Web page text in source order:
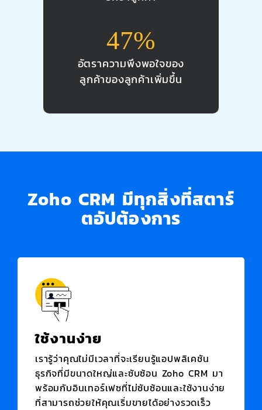
47%
อัตราความพึงพอใจของ
ลูกค้าของลูกค้าเพิ่มขึ้น
Zoho CRM มีทุกสิ่งที่สตาร์
ตอัปต้องการ
ใช้งานง่าย
เรารู้ว่าคุณไม่มีเวลาที่จะเรียนรู้แอปพลิเคชัน
ธุรกิจที่มีขนาดใหญ่และซับซ้อน Zoho CRM มา
พร้อมกับอินเทอร์เฟซที่ไม่ซับซ้อนและใช้งานง่าย
ที่สามารถช่วยให้คุณเริ่มขายได้อย่างรวดเร็ว